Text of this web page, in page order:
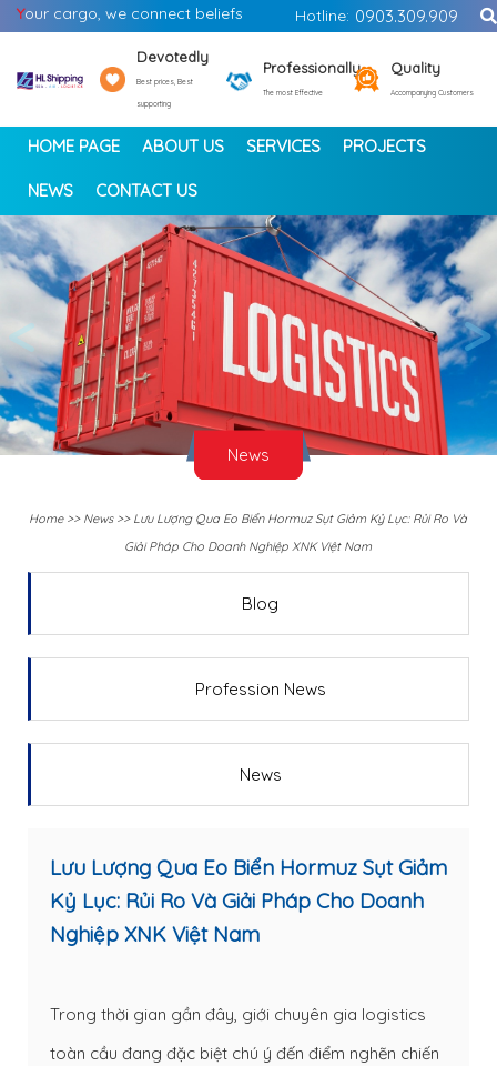
Your cargo, we connect beliefs Hotline: 0903.309.909
Devotedly
Best prices, Best
supporting
Professionally
The most Effective
Quality
Accompanying Customers
HOME PAGE ABOUT US SERVICES PROJECTS
NEWS CONTACT US
< >
News
Home>> News>> Lưu Lượng Qua Eo Biển Hormuz Sụt Giảm Kỷ Lục: Rủi Ro Và
Giải Pháp Cho Doanh Nghiệp XNK Việt Nam
Blog
Profession News
News
Lưu Lượng Qua Eo Biển Hormuz Sụt Giảm
Kỷ Lục: Rủi Ro Và Giải Pháp Cho Doanh
Nghiệp XNK Việt Nam
Trong thời gian gần đây, giới chuyên gia logistics
toàn cầu đang đặc biệt chú ý đến điểm nghẽn chiến